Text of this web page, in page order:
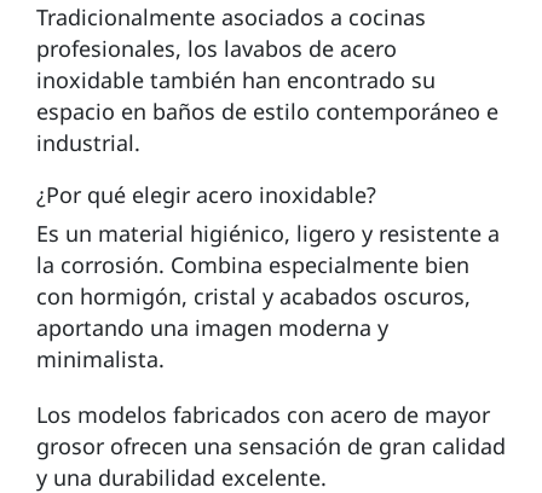
Tradicionalmente asociados a cocinas
profesionales, los lavabos de acero
inoxidable también han encontrado su
espacio en baños de estilo contemporáneo e
industrial.
¿Por qué elegir acero inoxidable?
Es un material higiénico, ligero y resistente a
la corrosión. Combina especialmente bien
con hormigón, cristal y acabados oscuros,
aportando una imagen moderna y
minimalista.
Los modelos fabricados con acero de mayor
grosor ofrecen una sensación de gran calidad
y una durabilidad excelente.